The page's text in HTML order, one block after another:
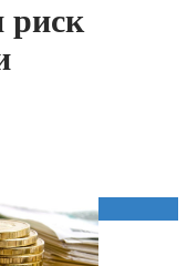
риск